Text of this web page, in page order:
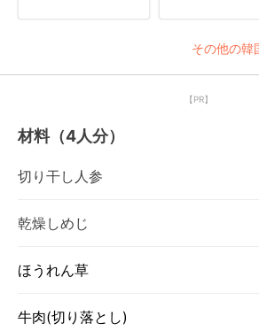
その他の韓
【PR】
材料（4人分）
切り干し人参
乾燥しめじ
ほうれん草
牛肉(切り落とし)